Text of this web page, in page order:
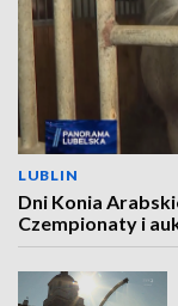
LUBLIN
Dni Konia
Czempionaty i